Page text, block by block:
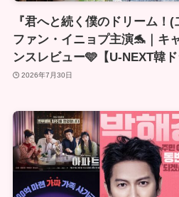
『君へと続く僕のドリーム！
ファン・イニョプ主演🐬｜キ
ンスレビュー🩵【U-NEXT韓ド
2026年7月30日